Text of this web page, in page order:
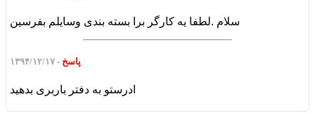
سلام .لطفا یه کارگر برا بسته بندی وسایلم بفرسین
پاسخ - ۱۳۹۴/۱۲/۱۷
ادرستو به دفتر باربری بدهید